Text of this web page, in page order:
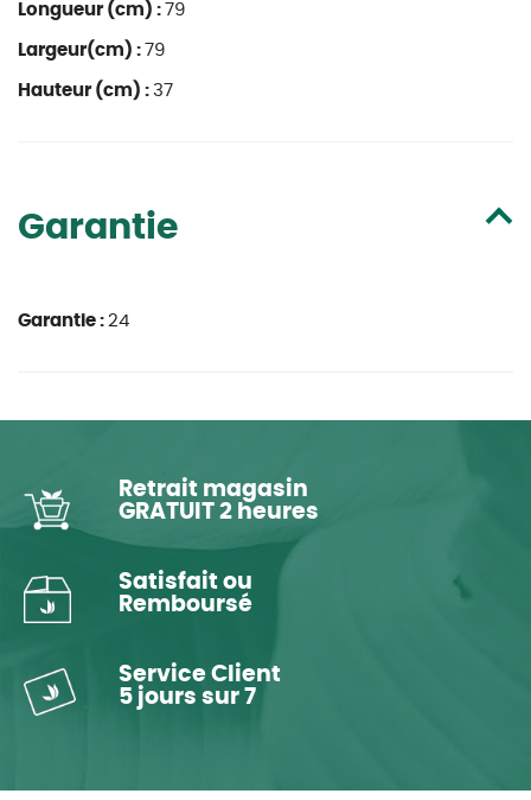
Longueur (cm) : 79
Largeur(cm) : 79
Hauteur (cm) : 37
Garantie
Garantie : 24
Retrait magasin
GRATUIT 2 heures
Satisfait ou
Remboursé
Service Client
5 jours sur 7